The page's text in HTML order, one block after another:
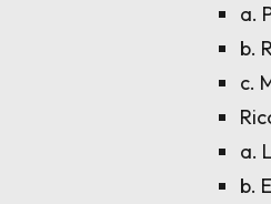
a.
b.
c.
a.
b.